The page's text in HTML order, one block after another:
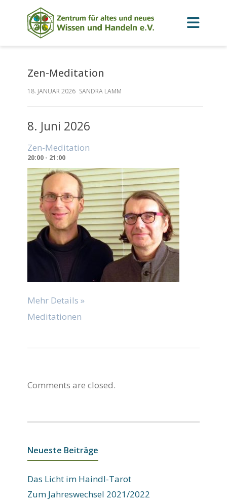
Zen-Meditation
18. JANUAR 2026 SANDRA LAMM
8. Juni 2026
Zen-Meditation
20:00 - 21:00
Mehr Details »
Meditationen
Comments are closed.
Neueste Beiträge
Das Licht im Haindl-Tarot
Zum Jahreswechsel 2021/2022